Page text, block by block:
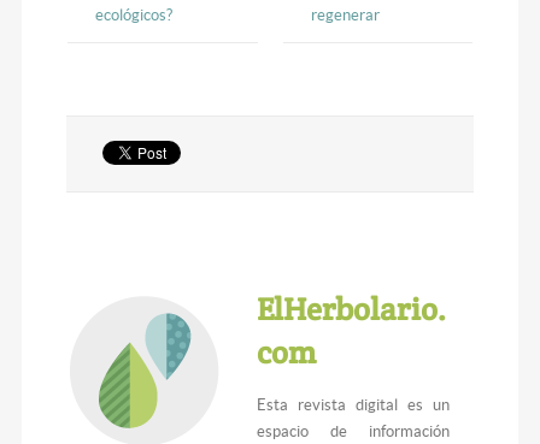
ecológicos?
regenerar
ElHerbolario.
com
Esta revista digital es un
espacio de información